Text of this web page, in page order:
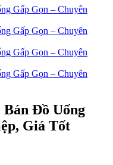
Đồ Uống
Giá Tốt